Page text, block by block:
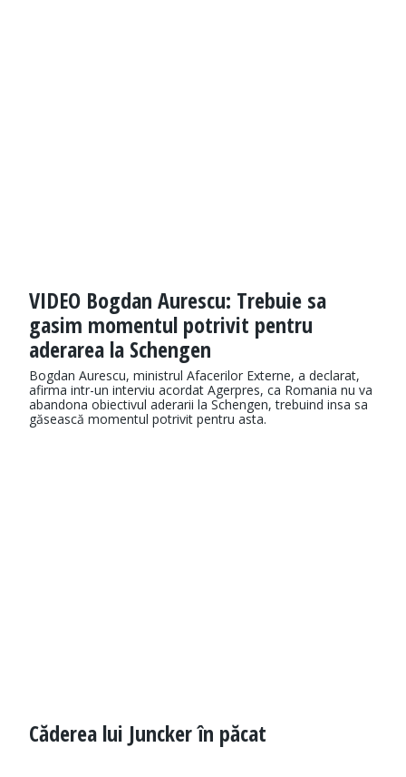
VIDEO Bogdan Aurescu: Trebuie sa
gasim momentul potrivit pentru
aderarea la Schengen
Bogdan Aurescu, ministrul Afacerilor Externe, a declarat,
afirma intr-un interviu acordat Agerpres, ca Romania nu va
abandona obiectivul aderarii la Schengen, trebuind insa sa
găsească momentul potrivit pentru asta.
Căderea lui Juncker în păcat